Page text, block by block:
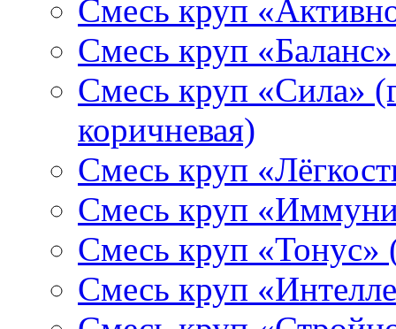
Смесь круп
Смесь круп
Смесь круп «Сила»
коричневая)
Смесь круп
Смесь круп
Смесь круп «Тонус»
Смесь круп